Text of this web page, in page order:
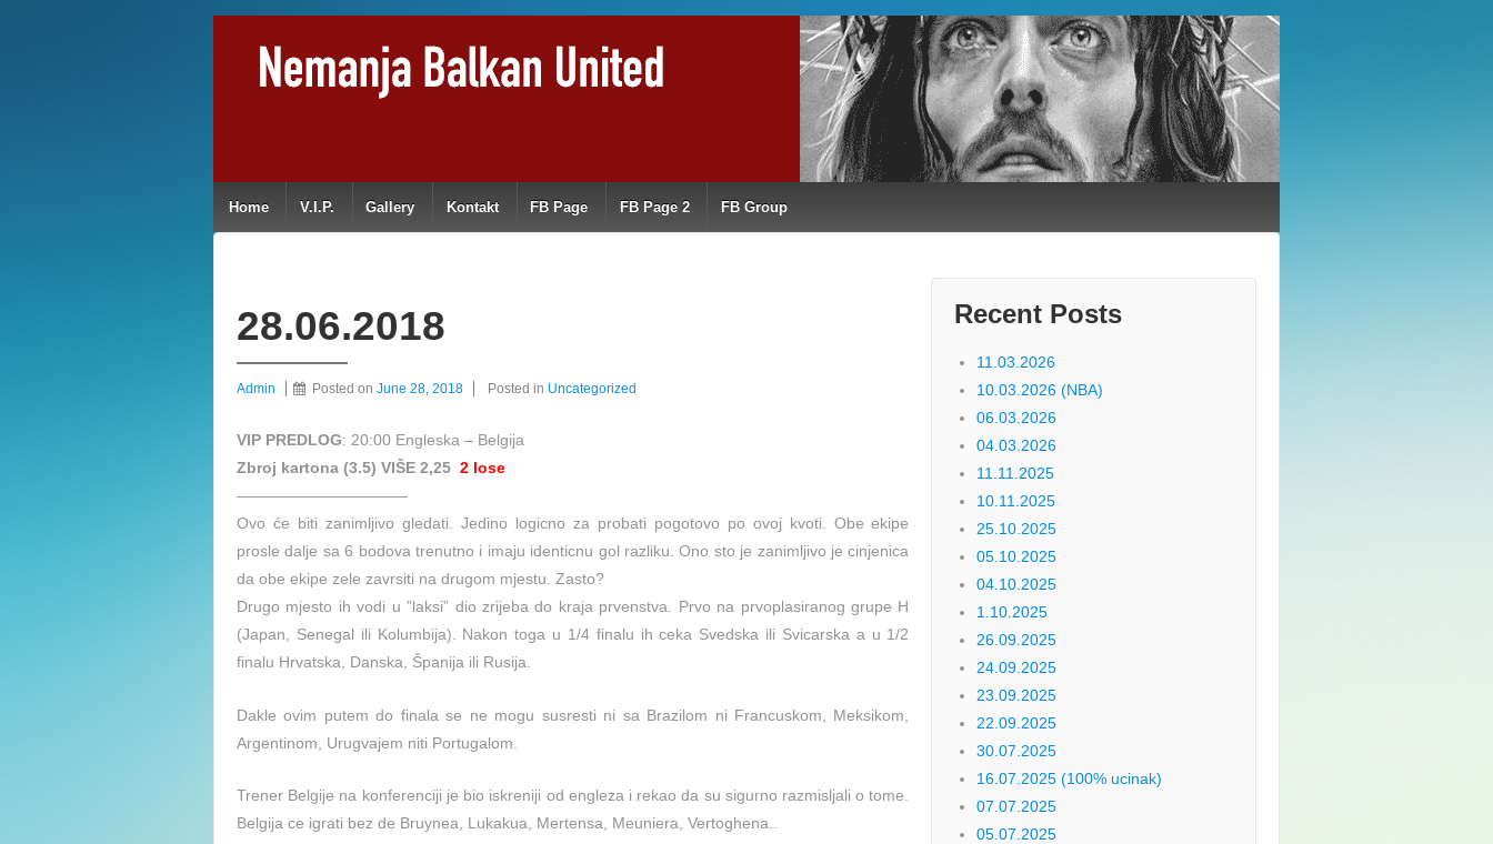
Home V.I.P. Gallery Kontakt FB Page FB Page 2 FB Group
28.06.2018
Admin Posted on June 28, 2018 Posted in Uncategorized
VIP PREDLOG: 20:00 Engleska – Belgija
Zbroj kartona (3.5) VIŠE 2,25 2 lose
———————————
Ovo će biti zanimljivo gledati. Jedino logicno za probati pogotovo po ovoj kvoti. Obe ekipe
prosle dalje sa 6 bodova trenutno i imaju identicnu gol razliku. Ono sto je zanimljivo je cinjenica
da obe ekipe zele zavrsiti na drugom mjestu. Zasto?
Drugo mjesto ih vodi u ”laksi” dio zrijeba do kraja prvenstva. Prvo na prvoplasiranog grupe H
(Japan, Senegal ili Kolumbija). Nakon toga u 1/4 finalu ih ceka Svedska ili Svicarska a u 1/2
finalu Hrvatska, Danska, Španija ili Rusija.
Dakle ovim putem do finala se ne mogu susresti ni sa Brazilom ni Francuskom, Meksikom,
Argentinom, Urugvajem niti Portugalom.
Trener Belgije na konferenciji je bio iskreniji od engleza i rekao da su sigurno razmisljali o tome.
Belgija ce igrati bez de Bruynea, Lukakua, Mertensa, Meuniera, Vertoghena..
Recent Posts
11.03.2026
10.03.2026 (NBA)
06.03.2026
04.03.2026
11.11.2025
10.11.2025
25.10.2025
05.10.2025
04.10.2025
1.10.2025
26.09.2025
24.09.2025
23.09.2025
22.09.2025
30.07.2025
16.07.2025 (100% ucinak)
07.07.2025
05.07.2025